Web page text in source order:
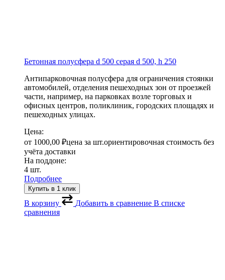
Бетонная полусфера d 500 серая d 500, h 250
Антипарковочная полусфера для ограничения стоянки
автомобилей, отделения пешеходных зон от проезжей
части, например, на парковках возле торговых и
офисных центров, поликлиник, городских площадях и
пешеходных улицах.
Цена:
от 1000,00 ₽цена за шт.ориентировочная стоимость без
учёта доставки
На поддоне:
4 шт.
Подробнее
Купить в 1 клик
В корзину Добавить в сравнение В списке
сравнения